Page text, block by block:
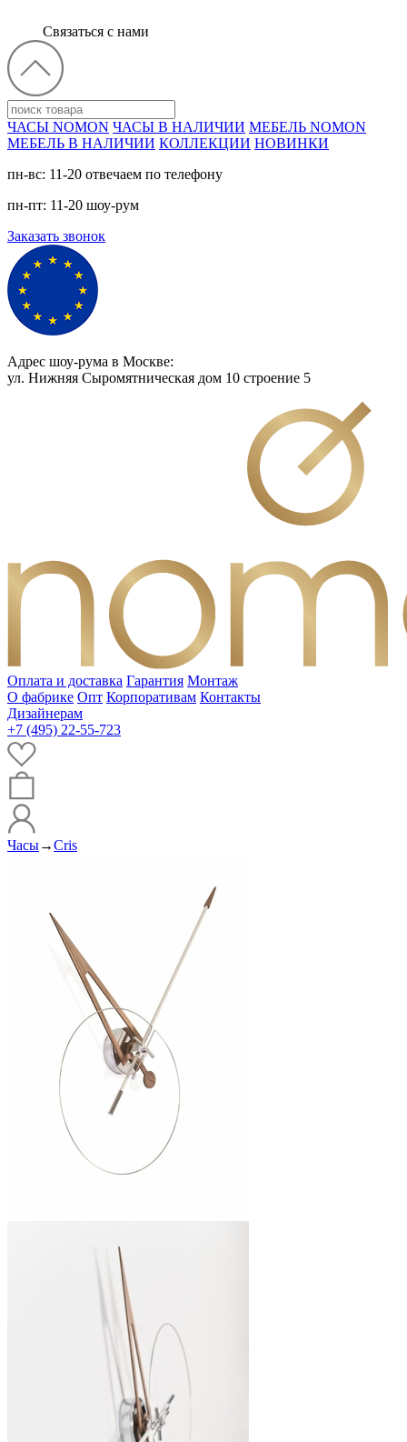
Связаться с нами
ЧАСЫ NOMON ЧАСЫ В НАЛИЧИИ МЕБЕЛЬ NOMON
МЕБЕЛЬ В НАЛИЧИИ КОЛЛЕКЦИИ НОВИНКИ
пн-вс: 11-20 отвечаем по телефону
пн-пт: 11-20 шоу-рум
Заказать звонок
Адрес шоу-рума в Москве:
ул. Нижняя Сыромятническая дом 10 cтроение 5
Оплата и доставка Гарантия Монтаж
О фабрике Опт Корпоративам Контакты
Дизайнерам
+7 (495) 22-55-723
Часы→Cris